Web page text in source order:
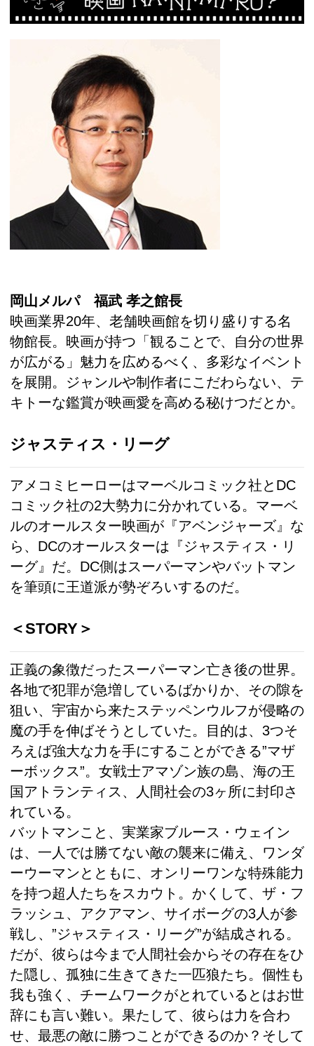
岡山メルパ 福武 孝之館長
映画業界20年、老舗映画館を切り盛りする名
物館長。映画が持つ「観ることで、自分の世界
が広がる」魅力を広めるべく、多彩なイベント
を展開。ジャンルや制作者にこだわらない、テ
キトーな鑑賞が映画愛を高める秘けつだとか。
ジャスティス・リーグ
アメコミヒーローはマーベルコミック社とDC
コミック社の2大勢力に分かれている。マーベ
ルのオールスター映画が『アベンジャーズ』な
ら、DCのオールスターは『ジャスティス・リ
ーグ』だ。DC側はスーパーマンやバットマン
を筆頭に王道派が勢ぞろいするのだ。
＜STORY＞
正義の象徴だったスーパーマン亡き後の世界。
各地で犯罪が急増しているばかりか、その隙を
狙い、宇宙から来たステッペンウルフが侵略の
魔の手を伸ばそうとしていた。目的は、3つそ
ろえば強大な力を手にすることができる”マザ
ーボックス”。女戦士アマゾン族の島、海の王
国アトランティス、人間社会の3ヶ所に封印さ
れている。
バットマンこと、実業家ブルース・ウェイン
は、一人では勝てない敵の襲来に備え、ワンダ
ーウーマンとともに、オンリーワンな特殊能力
を持つ超人たちをスカウト。かくして、ザ・フ
ラッシュ、アクアマン、サイボーグの3人が参
戦し、”ジャスティス・リーグ”が結成される。
だが、彼らは今まで人間社会からその存在をひ
た隠し、孤独に生きてきた一匹狼たち。個性も
我も強く、チームワークがとれているとはお世
辞にも言い難い。果たして、彼らは力を合わ
せ、最悪の敵に勝つことができるのか？そして